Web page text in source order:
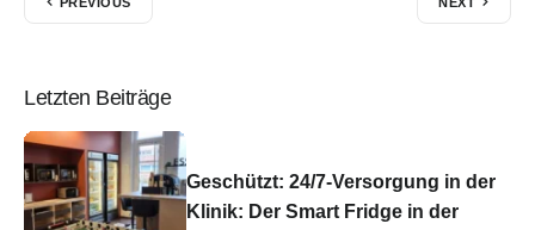
Letzten Beiträge
Geschützt: 24/7-Versorgung in der
Klinik: Der Smart Fridge in der